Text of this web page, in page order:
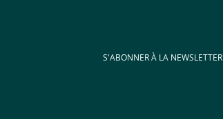
S'ABONNER À LA NEWSLETTER